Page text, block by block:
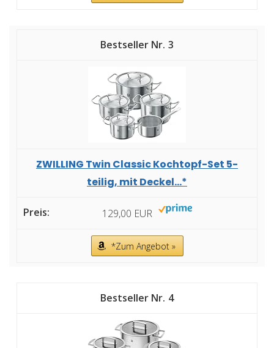
3
ZWILLING Twin Classic Kochtopf-Set 5-
teilig, mit Deckel...*
129,00 EUR
*Zum Angebot »
4